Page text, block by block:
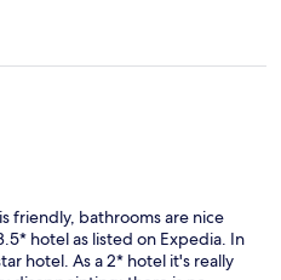
friendly, bathrooms are nice
hotel as listed on Expedia. In
hotel. As a 2* hotel it's really